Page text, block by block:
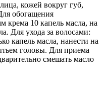
кожей вокруг губ,
обогащения
крема 10 капель масла, на
Для ухода за волосами:
капель масла, нанести на
головы. Для приема
смешать масло